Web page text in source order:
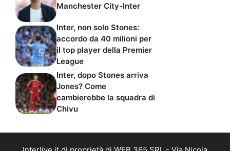
Manchester City-Inter
Inter, non solo Stones:
accordo da 40 milioni per
il top player della Premier
League
Inter, dopo Stones arriva
Jones? Come
cambierebbe la squadra di
Chivu